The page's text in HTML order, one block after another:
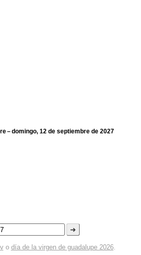
– domingo, 12 de septiembre de 2027
➜
o día de la virgen de guadalupe 2026.